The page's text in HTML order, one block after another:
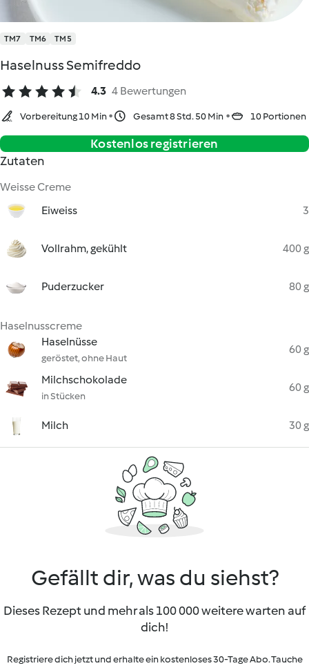
TM7 TM6 TM5
Haselnuss Semifreddo
4.3 4 Bewertungen
Vorbereitung 10 Min Gesamt 8 Std. 50 Min 10 Portionen
Kostenlos registrieren
Zutaten
Weisse Creme
Eiweiss
3
Vollrahm, gekühlt 400 g
Puderzucker 80 g
Haselnusscreme
Haselnüsse
geröstet, ohne Haut
60 g
Milchschokolade
in Stücken
60 g
Milch 30 g
Gefällt dir, was du siehst?
Dieses Rezept und mehr als 100 000 weitere warten auf
dich!
Registriere dich jetzt und erhalte ein kostenloses 30-Tage Abo. Tauche